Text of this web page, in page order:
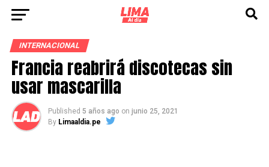
INTERNACIONAL
Francia reabrirá discotecas sin
usar mascarilla
Published 5 años ago on junio 25, 2021
By Limaaldia.pe